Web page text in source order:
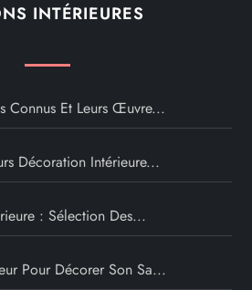
INTÉRIEURES
Connus Et Leurs Œuvre...
Décoration Intérieure...
: Sélection Des...
Pour Décorer Son Sa...